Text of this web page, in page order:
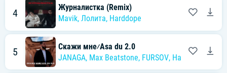
4
Журналистка (Remix)
Mavik, Лолита, Harddope
5
Скажи мне⁄Asa du 2.0
JANAGA, Max Beatstone, FURSOV, Harddope